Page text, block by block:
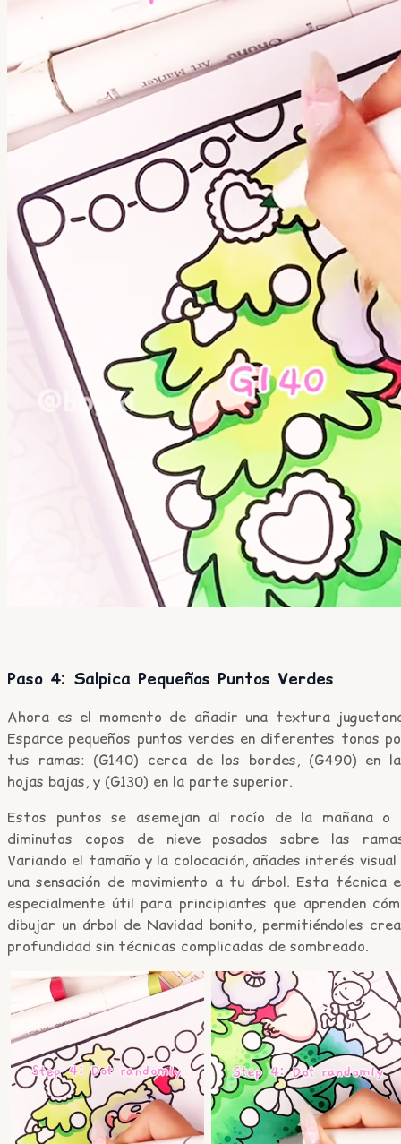
Paso 4: Salpica Pequeños Puntos Verdes
Ahora es el momento de añadir una textura
Esparce pequeños puntos verdes en diferentes tonos
tus ramas: (G140) cerca de los bordes, (G490) en
hojas bajas, y (G130) en la parte superior.
Estos puntos se asemejan al rocío de la mañana o
diminutos copos de nieve posados sobre las
Variando el tamaño y la colocación, añades interés visual
una sensación de movimiento a tu árbol. Esta técnica
especialmente útil para principiantes que aprenden
dibujar un árbol de Navidad bonito, permitiéndoles
profundidad sin técnicas complicadas de sombreado.